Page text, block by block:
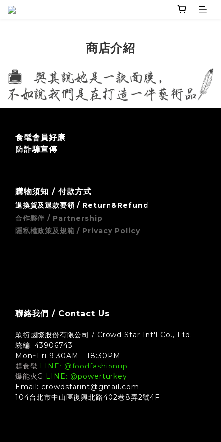
商店介紹
食髦會員好康
防詐騙宣傳
購物須知 / 付款方式
退換貨及退款要領 / Return&Refund
合作夥伴 / Partnership
隱私權政策及規範 / Privacy Policy
聯絡我們 / Contact Us
眾衍國際股份有限公司 / Crowd Star Int'l Co., Ltd.
統編: 43906743
Mon~Fri 9:30AM - 18:30PM
趕食髦 LINE: @foodfashionup
爆能火G LINE: @powerturkey
Email: crowdstarint@gmail.com
104台北市中山區復興北路402巷8弄2號4F